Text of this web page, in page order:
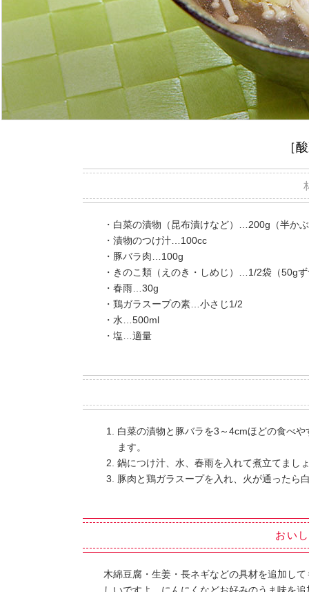
［
・白菜の漬物（昆布漬けなど）…200g（半か
・漬物のつけ汁…100cc
・豚バラ肉…100g
・きのこ類（えのき・しめじ）…1/2袋（50g
・春雨…30g
・鶏ガラスープの素…小さじ1/2
・水…500ml
・塩…適量
白菜の漬物と豚バラを3～4cmほどの食べ
ます。
鍋につけ汁、水、春雨を入れて煮立てまし
豚肉と鶏ガラスープを入れ、火が通ったら
おい
木綿豆腐・生姜・長ネギなどの具材を追加し